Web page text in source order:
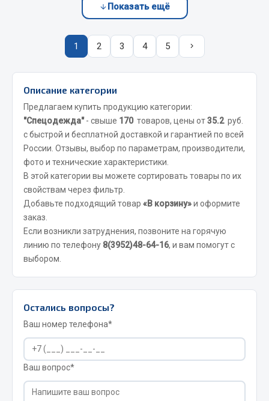
Фильтры DONALDSON
Весь раздел
Всё для сварки
Газосварка
Маски, краги сварщика
Сварочное оборудование
Сварочные материалы
Весь раздел
Весь раздел
Подшипники
Показать ещё
1 2 3 4 5
Описание категории
Предлагаем купить продукцию категории:
"Спецодежда"- свыше 170 товаров, цены от35.2 руб.
с быстрой и бесплатной доставкой и гарантией по всей
России. Отзывы, выбор по параметрам, производители,
фото и технические характеристики.
В этой категории вы можете сортировать товары по их
свойствам через фильтр.
Добавьте подходящий товар «В корзину»и оформите
заказ.
Если возникли затруднения, позвоните на горячую
линию по телефону 8(3952)48-64-16, и вам помогут с
выбором.
Остались вопросы?
Ваш номер телефона*
Ваш вопрос*